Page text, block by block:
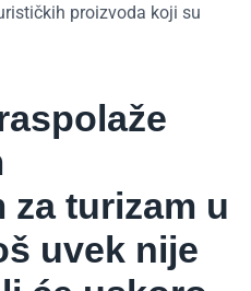
proizvoda koji su
za turizam u
uvek nije